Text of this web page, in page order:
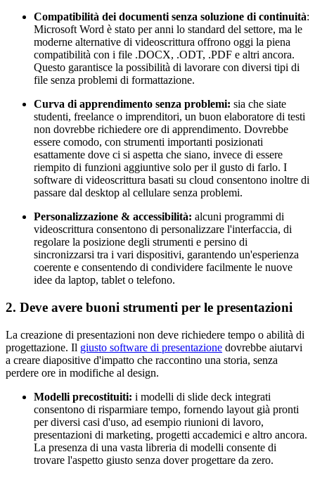
Compatibilità dei documenti senza soluzione di continuità:
Microsoft Word è stato per anni lo standard del settore, ma le
moderne alternative di videoscrittura offrono oggi la piena
compatibilità con i file .DOCX, .ODT, .PDF e altri ancora.
Questo garantisce la possibilità di lavorare con diversi tipi di
file senza problemi di formattazione.
Curva di apprendimento senza problemi: sia che siate
studenti, freelance o imprenditori, un buon elaboratore di testi
non dovrebbe richiedere ore di apprendimento. Dovrebbe
essere comodo, con strumenti importanti posizionati
esattamente dove ci si aspetta che siano, invece di essere
riempito di funzioni aggiuntive solo per il gusto di farlo. I
software di videoscrittura basati su cloud consentono inoltre di
passare dal desktop al cellulare senza problemi.
Personalizzazione & accessibilità: alcuni programmi di
videoscrittura consentono di personalizzare l'interfaccia, di
regolare la posizione degli strumenti e persino di
sincronizzarsi tra i vari dispositivi, garantendo un'esperienza
coerente e consentendo di condividere facilmente le nuove
idee da laptop, tablet o telefono.
2. Deve avere buoni strumenti per le presentazioni
La creazione di presentazioni non deve richiedere tempo o abilità di
progettazione. Il giusto software di presentazione dovrebbe aiutarvi
a creare diapositive d'impatto che raccontino una storia, senza
perdere ore in modifiche al design.
Modelli precostituiti: i modelli di slide deck integrati
consentono di risparmiare tempo, fornendo layout già pronti
per diversi casi d'uso, ad esempio riunioni di lavoro,
presentazioni di marketing, progetti accademici e altro ancora.
La presenza di una vasta libreria di modelli consente di
trovare l'aspetto giusto senza dover progettare da zero.